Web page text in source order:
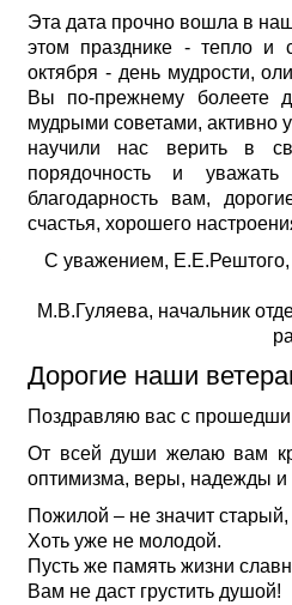
Эта дата прочно вошла в
этом празднике - тепло и
октября - день мудрости,
Вы по-прежнему болеете
мудрыми советами, активно
научили нас верить в
порядочность и
благодарность вам,
счастья, хорошего
С уважением,
М.В.Гуляева, начальник
Дорогие наши
Поздравляю вас с
От всей души желаю вам
оптимизма, веры, надежды
Пожилой – не значит старый,
Хоть уже не молодой.
Пусть же память жизни
Вам не даст грустить душой!